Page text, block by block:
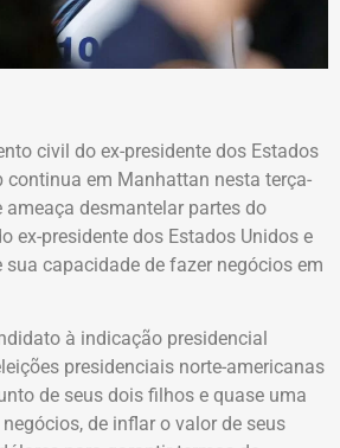
civil do ex-presidente dos Estados
continua em Manhattan nesta terça-
desmantelar partes do
ex-presidente dos Estados Unidos e
capacidade de fazer negócios em
à indicação presidencial
presidenciais norte-americanas
de seus dois filhos e quase uma
de inflar o valor de seus